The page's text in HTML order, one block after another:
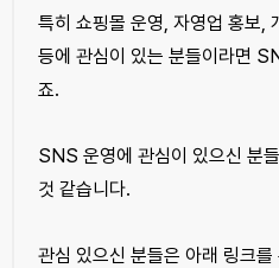
특히 쇼핑몰 운영, 자영업 홍보,
등에 관심이 있는 분들이라면
죠.
SNS 운영에 관심이 있으신 분
것 같습니다.
관심 있으신 분들은 아래 링크